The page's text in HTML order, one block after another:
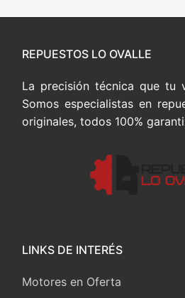
REPUESTOS LO OVALLE
La precisión técnica que tu
Somos especialistas en
originales, todos 100%
LINKS DE INTERÉS
Motores en Oferta